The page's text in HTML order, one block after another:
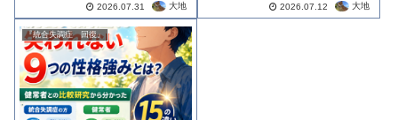
て上手く言葉にならない」とい
った経験は、みなさんの日常の
中にもありませんか？試験前の
強いストレスを感じているとき
や、寝不足で頭が...
2026.07.31 大地
症をはじめとする精神疾患で
2026.07.12 大地
『統合失調症 回復』